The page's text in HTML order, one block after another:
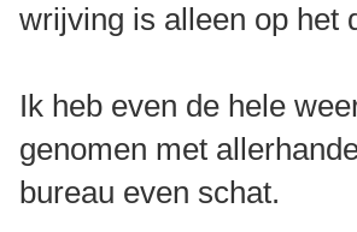
wrijving is alleen op het
Ik heb even de hele
genomen met
bureau even schat.